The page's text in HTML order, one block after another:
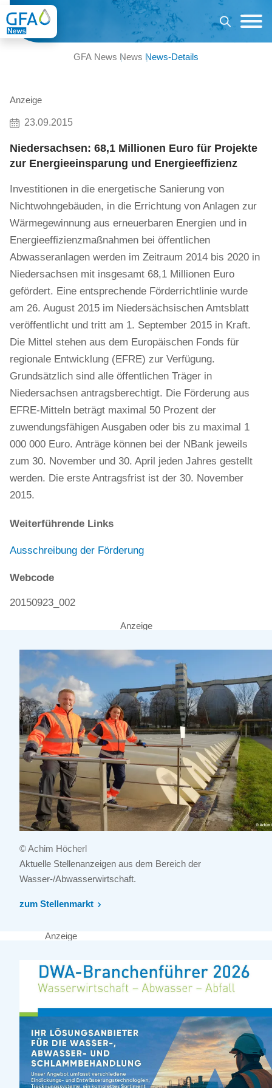
GFA News News News-Details
Anzeige
23.09.2015
Niedersachsen: 68,1 Millionen Euro für Projekte
zur Energieeinsparung und Energieeffizienz
Investitionen in die energetische Sanierung von
Nichtwohngebäuden, in die Errichtung von Anlagen zur
Wärmegewinnung aus erneuerbaren Energien und in
Energieeffizienzmaßnahmen bei öffentlichen
Abwasseranlagen werden im Zeitraum 2014 bis 2020 in
Niedersachsen mit insgesamt 68,1 Millionen Euro
gefördert. Eine entsprechende Förderrichtlinie wurde
am 26. August 2015 im Niedersächsischen Amtsblatt
veröffentlicht und tritt am 1. September 2015 in Kraft.
Die Mittel stehen aus dem Europäischen Fonds für
regionale Entwicklung (EFRE) zur Verfügung.
Grundsätzlich sind alle öffentlichen Träger in
Niedersachsen antragsberechtigt. Die Förderung aus
EFRE-Mitteln beträgt maximal 50 Prozent der
zuwendungsfähigen Ausgaben oder bis zu maximal 1
000 000 Euro. Anträge können bei der NBank jeweils
zum 30. November und 30. April jeden Jahres gestellt
werden. Die erste Antragsfrist ist der 30. November
2015.
Weiterführende Links
Ausschreibung der Förderung
Webcode
20150923_002
Anzeige
© Achim Höcherl
Aktuelle Stellenanzeigen aus dem Bereich der
Wasser-/Abwasserwirtschaft.
zum Stellenmarkt
Anzeige